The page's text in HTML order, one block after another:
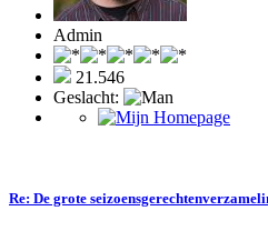
Admin
21.546
Geslacht:
Re: De grote